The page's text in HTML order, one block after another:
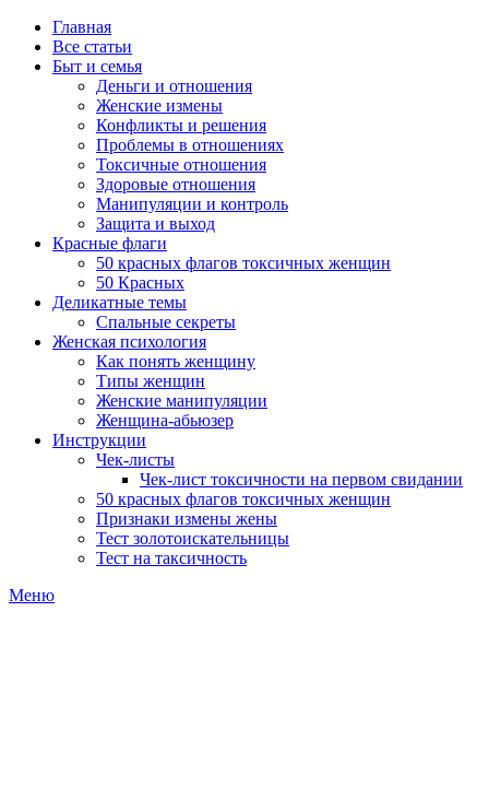
Главная
Все статьи
Быт и семья
Деньги и отношения
Женские измены
Конфликты и решения
Проблемы в отношениях
Токсичные отношения
Здоровые отношения
Манипуляции и контроль
Защита и выход
Красные флаги
50 красных флагов токсичных женщин
50 Красных
Деликатные темы
Спальные секреты
Женская психология
Как понять женщину
Типы женщин
Женские манипуляции
Женщина-абьюзер
Инструкции
Чек-листы
Чек-лист токсичности на первом свидании
50 красных флагов токсичных женщин
Признаки измены жены
Тест золотоискательницы
Тест на таксичность
Меню